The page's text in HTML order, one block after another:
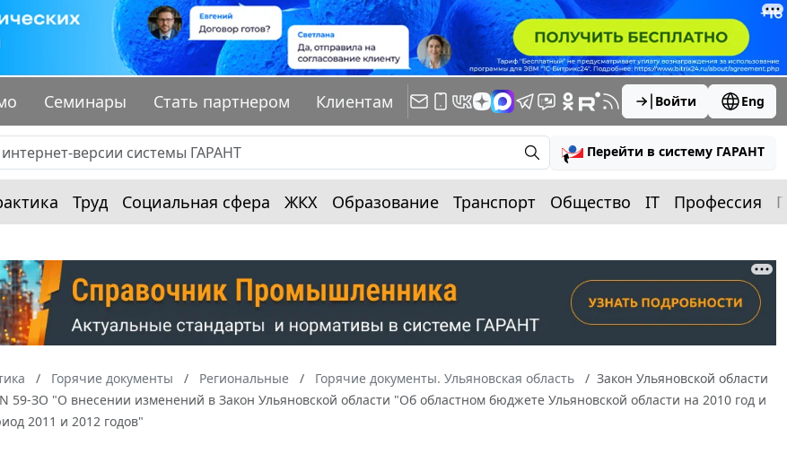
Семинары Стать партнером Клиентам Войти Eng
Перейти в систему ГАРАНТ
Труд Социальная сфера ЖКХ Образование Транспорт Общество IT Профессия
Горячие документы Региональные Горячие документы. Ульяновская область
Закон Ульяновской области
59-ЗО "О внесении изменений в Закон Ульяновской области "Об областном бюджете Ульяновской области на 2010 год и
2011 и 2012 годов"